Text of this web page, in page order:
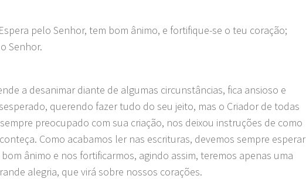
pelo Senhor, tem bom ânimo, e fortifique-se o teu coração;
Senhor.
a desanimar diante de algumas circunstâncias, fica ansioso e
querendo fazer tudo do seu jeito, mas o Criador de todas
preocupado com sua criação, nos deixou instruções de como
Como acabamos ler nas escrituras, devemos sempre esperar
ânimo e nos fortificarmos, agindo assim, teremos apenas uma
alegria, que virá sobre nossos corações.